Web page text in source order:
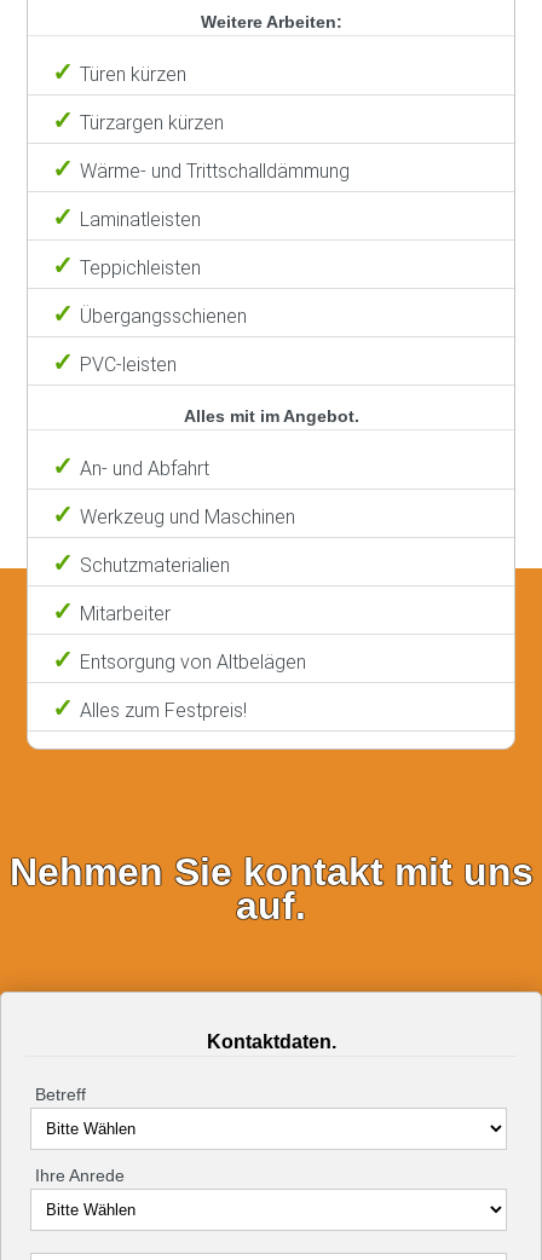
Weitere Arbeiten:
Türen kürzen
Türzargen kürzen
Wärme- und Trittschalldämmung
Laminatleisten
Teppichleisten
Übergangsschienen
PVC-leisten
Alles mit im Angebot.
An- und Abfahrt
Werkzeug und Maschinen
Schutzmaterialien
Mitarbeiter
Entsorgung von Altbelägen
Alles zum Festpreis!
Nehmen Sie kontakt mit uns
auf.
Kontaktdaten.
Betreff
Ihre Anrede